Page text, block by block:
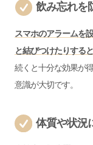
飲み忘れを
スマホのアラームを
と結びつけたりする
続くと十分な効果が
意識が大切です。
体質や状況